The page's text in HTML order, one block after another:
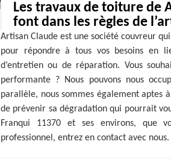
Les travaux de toiture de
font dans les règles de
Artisan Claude est une société couvreur
pour répondre à tous vos besoins en
d’entretien ou de réparation. Vous
performante ? Nous pouvons nous
parallèle, nous sommes également aptes
de prévenir sa dégradation qui pourrait
Franqui 11370 et ses environs, que
professionnel, entrez en contact avec nous.